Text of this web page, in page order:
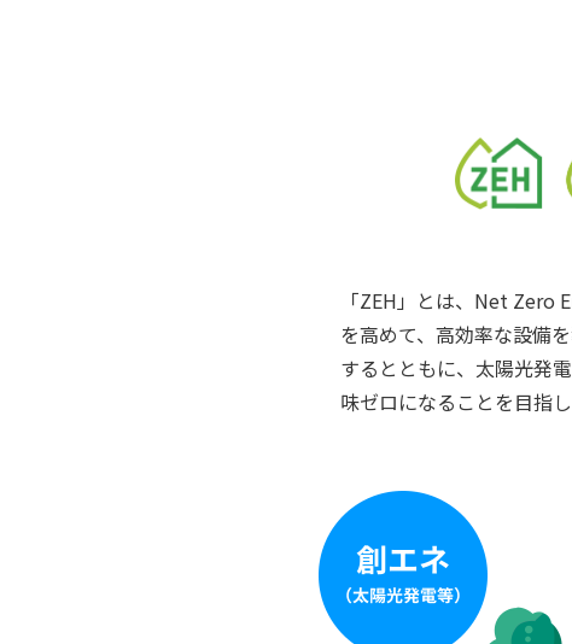
「ZEH」とは、Net Zero
を高めて、高効率な設備
するとともに、太陽光発
味ゼロになることを目指